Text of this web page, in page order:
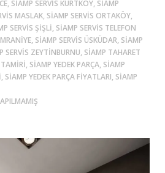
SIAMP SERVIS KURTKÖY, SIAMP
MASLAK, SIAMP SERVIS ORTAKÖY,
SERVIS ŞIŞLI, SIAMP SERVIS TELEFON
SIAMP SERVIS ÜSKÜDAR, SIAMP
SERVIS ZEYTINBURNU, SIAMP TAHARET
SIAMP YEDEK PARÇA, SIAMP
SIAMP YEDEK PARÇA FIYATLARI, SIAMP